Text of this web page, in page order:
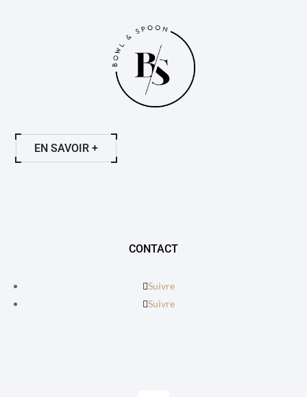
EN SAVOIR +
CONTACT
Suivre
Suivre